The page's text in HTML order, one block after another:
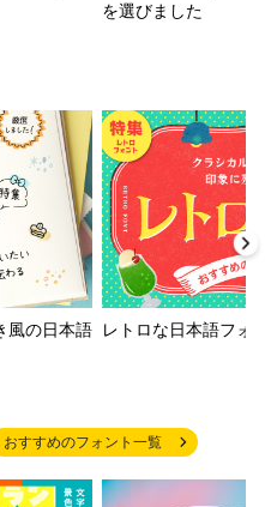
を選びました
風の日本語
レトロな日本語フォ
おすすめのフォント一覧